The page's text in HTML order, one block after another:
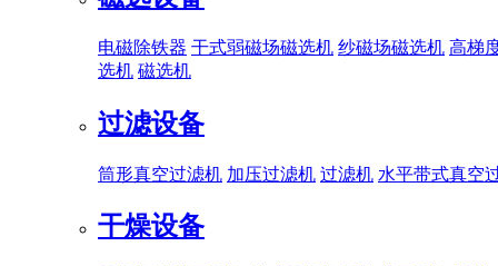
电磁除铁器 干式弱磁场磁选机 纱磁场磁选机 高梯
选机 磁选机
过滤设备
筒形真空过滤机 加压过滤机 过滤机 水平带式真空
干燥设备